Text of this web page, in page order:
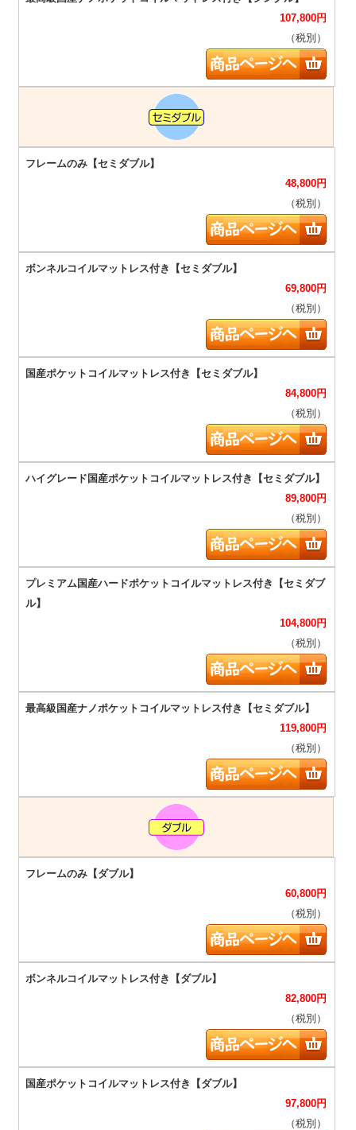
107,800円
（税別）
48,800円
（税別）
69,800円
（税別）
84,800円
（税別）
89,800円
（税別）
104,800円
（税別）
119,800円
（税別）
60,800円
（税別）
82,800円
（税別）
97,800円
（税別）